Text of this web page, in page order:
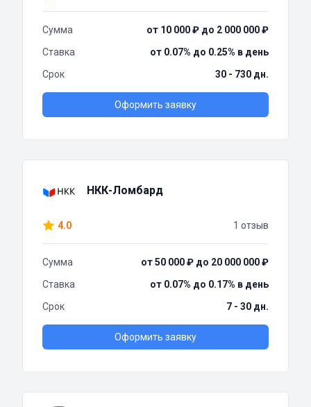
Сумма
от 10 000 ₽ до 2 000 000 ₽
Ставка
от 0.07% до 0.25% в день
Срок
30 - 730 дн.
Оформить заявку
НКК-Ломбард
4.0 1 отзыв
Сумма
от 50 000 ₽ до 20 000 000 ₽
Ставка
от 0.07% до 0.17% в день
Срок
7 - 30 дн.
Оформить заявку